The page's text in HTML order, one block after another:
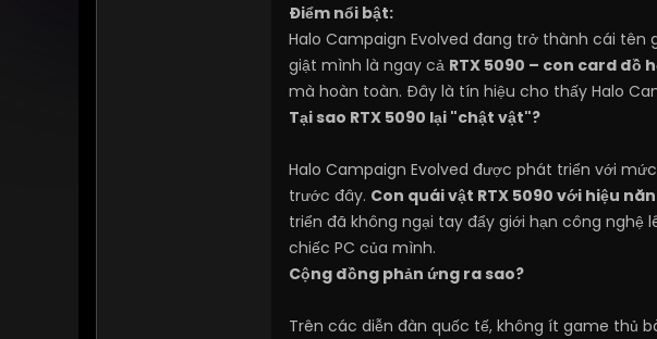
Điểm nổi bật:
Halo Campaign Evolved đang trở thành cái tên
giật mình là ngay cả RTX 5090 – con card đồ
mà hoàn toàn. Đây là tín hiệu cho thấy Halo
Tại sao RTX 5090 lại "chật vật"?
Halo Campaign Evolved được phát triển với
trước đây. Con quái vật RTX 5090 với hiệu
triển đã không ngại tay đẩy giới hạn công
chiếc PC của mình.
Cộng đồng phản ứng ra sao?
Trên các diễn đàn quốc tế, không ít game thủ